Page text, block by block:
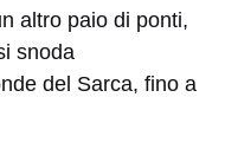
altro paio di ponti,
snoda
del Sarca, fino a